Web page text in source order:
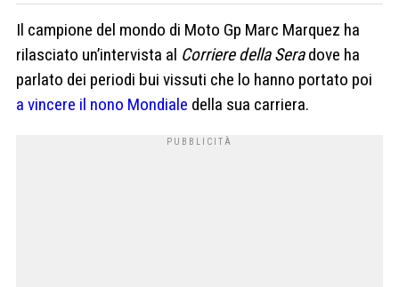
Il campione del mondo di Moto Gp Marc Marquez ha
rilasciato un’intervista al Corriere della Seradove ha
parlato dei periodi bui vissuti che lo hanno portato poi
a vincere il nono Mondiale della sua carriera.